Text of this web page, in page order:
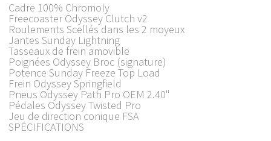
Cadre 100% Chromoly
Freecoaster Odyssey Clutch v2
Roulements Scellés dans les 2 moyeux
Jantes Sunday Lightning
Tasseaux de frein amovible
Poignées Odyssey Broc (signature)
Potence Sunday Freeze Top Load
Frein Odyssey Springfield
Pneus Odyssey Path Pro OEM 2.40"
Pédales Odyssey Twisted Pro
Jeu de direction conique FSA
SPÉCIFICATIONS